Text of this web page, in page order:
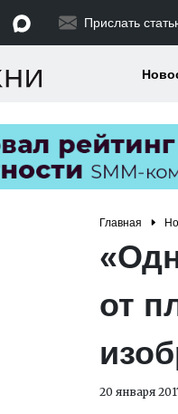
Прислать
Главная
от
20 января